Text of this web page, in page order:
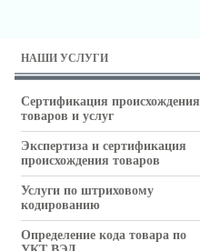
НАШИ УСЛУГИ
Сертификация происхождения
товаров и услуг
Экспертиза и сертификация
происхождения товаров
Услуги по штриховому
кодированию
Определение кода товара по